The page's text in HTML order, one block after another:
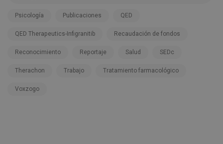
Psicología Publicaciones QED
QED Therapeutics-Infigranitib Recaudación de fondos
Reconocimiento Reportaje Salud SEDc
Therachon Trabajo Tratamiento farmacológico
Voxzogo